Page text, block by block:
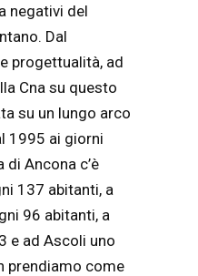
negativi del
Dal
progettualità, ad
Cna su questo
su un lungo arco
1995 ai giorni
Ancona c’è
137 abitanti, a
96 abitanti, a
e ad Ascoli uno
prendiamo come